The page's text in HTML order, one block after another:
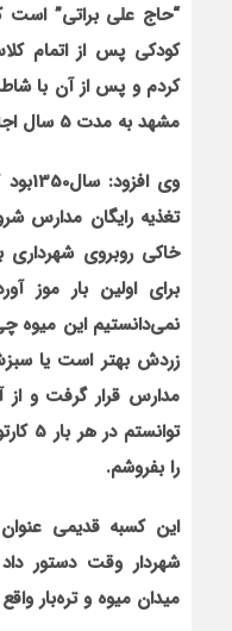
“حاج علی براتی” است
کردم و پس‌ از آن با
مشهد به مدت 5 سال
وی
تغذیه رایگان مدارس
خاکی روبروی
برای اولین بار موز
نمی‌دانستیم این
مدارس قرار گرفت و از
را بفروشم.
این کسبه قدیمی
شهردار وقت دستور
میدان میوه و تره‌بار